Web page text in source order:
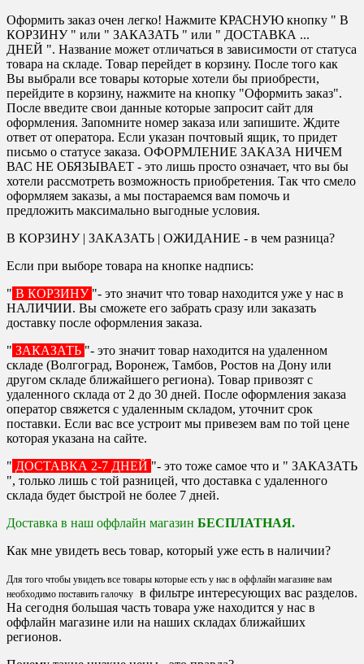
Оформить заказ очен легко! Нажмите КРАСНУЮ кнопку " В
КОРЗИНУ " или " ЗАКАЗАТЬ " или " ДОСТАВКА ...
ДНЕЙ ". Название может отличаться в зависимости от статуса
товара на складе. Товар перейдет в корзину. После того как
Вы выбрали все товары которые хотели бы приобрести,
перейдите в корзину, нажмите на кнопку "Оформить заказ".
После введите свои данные которые запросит сайт для
оформления. Запомните номер заказа или запишите. Ждите
ответ от оператора. Если указан почтовый ящик, то придет
письмо о статусе заказа. ОФОРМЛЕНИЕ ЗАКАЗА НИЧЕМ
ВАС НЕ ОБЯЗЫВАЕТ - это лишь просто означает, что вы бы
хотели рассмотреть возможность приобретения. Так что смело
оформляем заказы, а мы постараемся вам помочь и
предложить максимально выгодные условия.
В КОРЗИНУ | ЗАКАЗАТЬ | ОЖИДАНИЕ - в чем разница?
Если при выборе товара на кнопке надпись:
" В КОРЗИНУ "- это значит что товар находится уже у нас в
НАЛИЧИИ. Вы сможете его забрать сразу или заказать
доставку после оформления заказа.
" ЗАКАЗАТЬ "- это значит товар находится на удаленном
складе (Волгоград, Воронеж, Тамбов, Ростов на Дону или
другом складе ближайшего региона). Товар привозят с
удаленного склада от 2 до 30 дней. После оформления заказа
оператор свяжется с удаленным складом, уточнит срок
поставки. Если вас все устроит мы привезем вам по той цене
которая указана на сайте.
" ДОСТАВКА 2-7 ДНЕЙ "- это тоже самое что и " ЗАКАЗАТЬ
", только лишь с той разницей, что доставка с удаленного
склада будет быстрой не более 7 дней.
Доставка в наш оффлайн магазин БЕСПЛАТНАЯ.
Как мне увидеть весь товар, который уже есть в наличии?
Для того чтобы увидеть все товары которые есть у нас в оффлайн магазине вам
необходимо поставить галочку в фильтре интересующих вас разделов.
На сегодня большая часть товара уже находится у нас в
оффлайн магазине или на наших складах ближайших
регионов.